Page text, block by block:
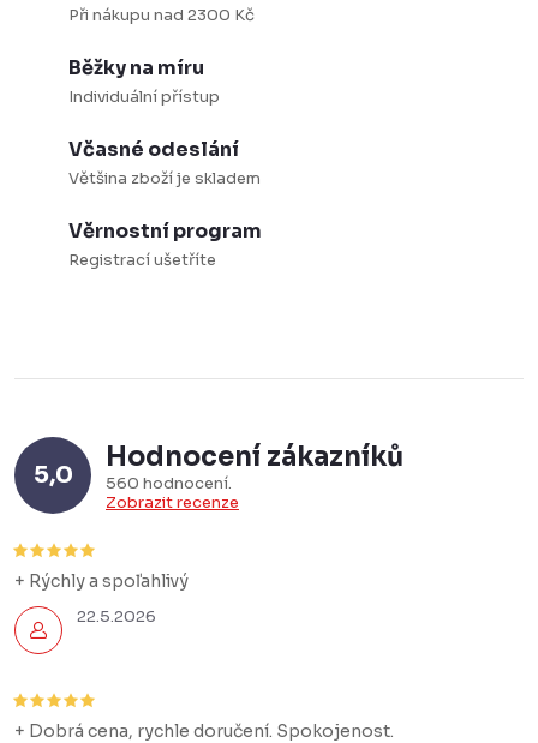
Při nákupu nad 2300 Kč
Běžky na míru
Individuální přístup
Včasné odeslání
Většina zboží je skladem
Věrnostní program
Registrací ušetříte
5,0
Hodnocení zákazníků
560 hodnocení
Zobrazit recenze
22.5.2026
+ Rýchly a spoľahlivý
+ Dobrá cena, rychle doručení. Spokojenost.